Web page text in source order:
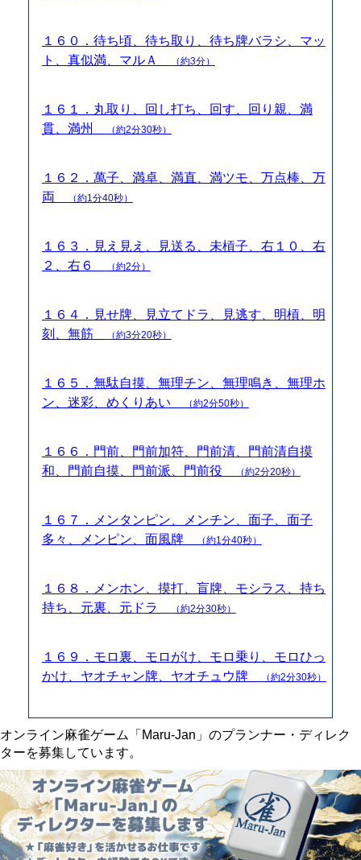
１６０．待ち頃、待ち取り、待ち牌バラシ、マッ
ト、真似満、マルＡ
（約3分）
１６１．丸取り、回し打ち、回す、回り親、満
貫、満州
（約2分30秒）
１６２．萬子、満卓、満直、満ツモ、万点棒、万
両
（約1分40秒）
１６３．見え見え、見送る、未槓子、右１０、右
２、右６
（約2分）
１６４．見せ牌、見立てドラ、見逃す、明槓、明
刻、無筋
（約3分20秒）
１６５．無駄自摸、無理チン、無理鳴き、無理ホ
ン、迷彩、めくりあい
（約2分50秒）
１６６．門前、門前加符、門前清、門前清自摸
和、門前自摸、門前派、門前役
（約2分20秒）
１６７．メンタンピン、メンチン、面子、面子
多々、メンピン、面風牌
（約1分40秒）
１６８．メンホン、摸打、盲牌、モシラス、持ち
持ち、元裏、元ドラ
（約2分30秒）
１６９．モロ裏、モロがけ、モロ乗り、モロひっ
かけ、ヤオチャン牌、ヤオチュウ牌
（約2分30秒）
オンライン麻雀ゲーム「Maru-Jan」のプランナー・ディレク
ターを募集しています。